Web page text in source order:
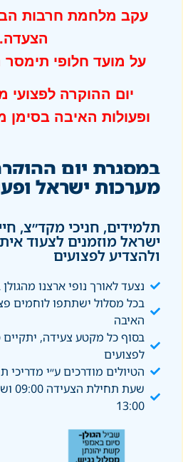
עקב מלחמת חרבות
הצעדה.
על מועד חלופי
יום ההוקרה לפצועי
ופעולות האיבה בסימן
במסגרת יום
מערכות ישראל
תלמידים, חניכי מקד״צ,
ישראל מוזמנים לצעוד
ולהצדיע לפצועים
נצעד לאורך נופי ארצנו
בכל מסלול ישתתפו לוחמים
האיבה
בסוף כל מקטע צעידה,
לפצועים
הטיולים מודרכים ע״י מדריכי
13:00